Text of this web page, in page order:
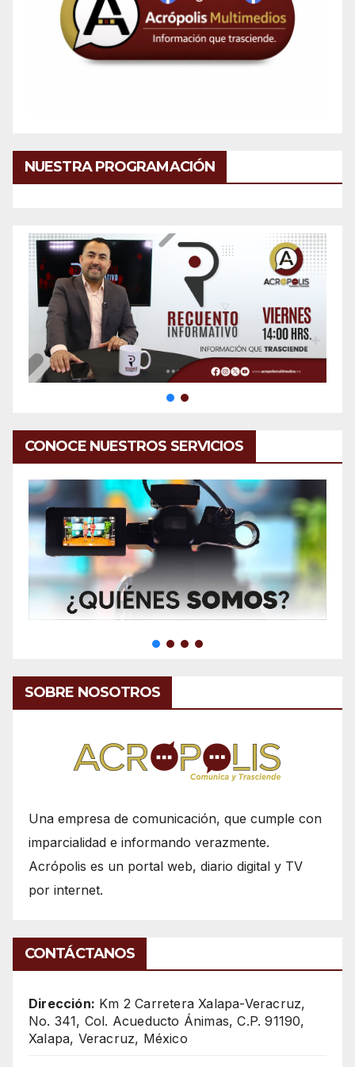
NUESTRA PROGRAMACIÓN
CONOCE NUESTROS SERVICIOS
SOBRE NOSOTROS
Una empresa de comunicación, que cumple con
imparcialidad e informando verazmente.
Acrópolis es un portal web, diario digital y TV
por internet.
CONTÁCTANOS
Dirección: Km 2 Carretera Xalapa-Veracruz,
No. 341, Col. Acueducto Ánimas, C.P. 91190,
Xalapa, Veracruz, México